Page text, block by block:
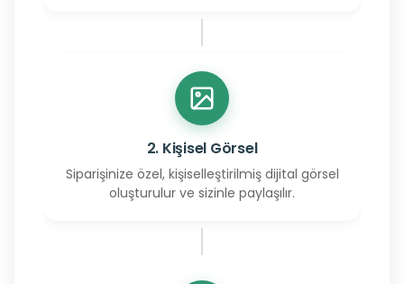
2. Kişisel Görsel
Siparişinize özel, kişiselleştirilmiş dijital görsel
oluşturulur ve sizinle paylaşılır.